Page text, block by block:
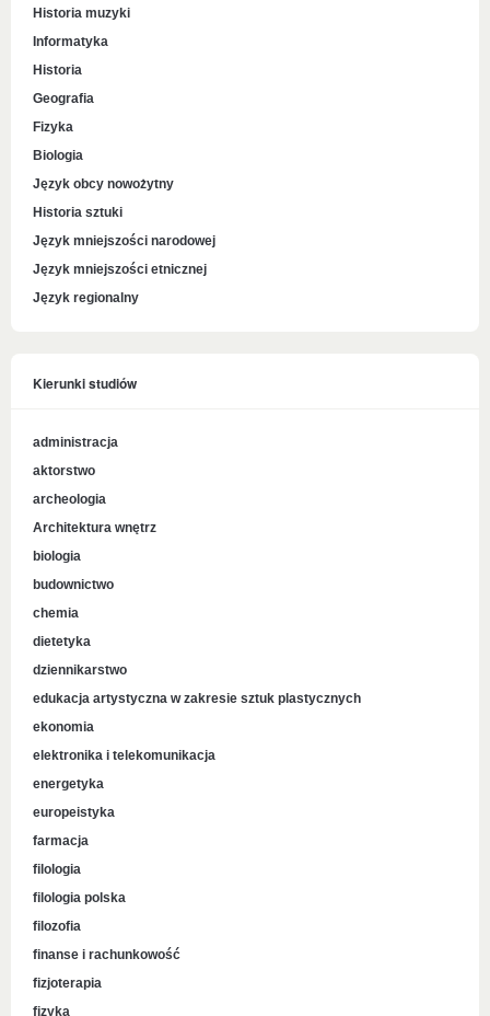
Historia muzyki
Informatyka
Historia
Geografia
Fizyka
Biologia
Język obcy nowożytny
Historia sztuki
Język mniejszości narodowej
Język mniejszości etnicznej
Język regionalny
Kierunki studiów
administracja
aktorstwo
archeologia
Architektura wnętrz
biologia
budownictwo
chemia
dietetyka
dziennikarstwo
edukacja artystyczna w zakresie sztuk plastycznych
ekonomia
elektronika i telekomunikacja
energetyka
europeistyka
farmacja
filologia
filologia polska
filozofia
finanse i rachunkowość
fizjoterapia
fizyka